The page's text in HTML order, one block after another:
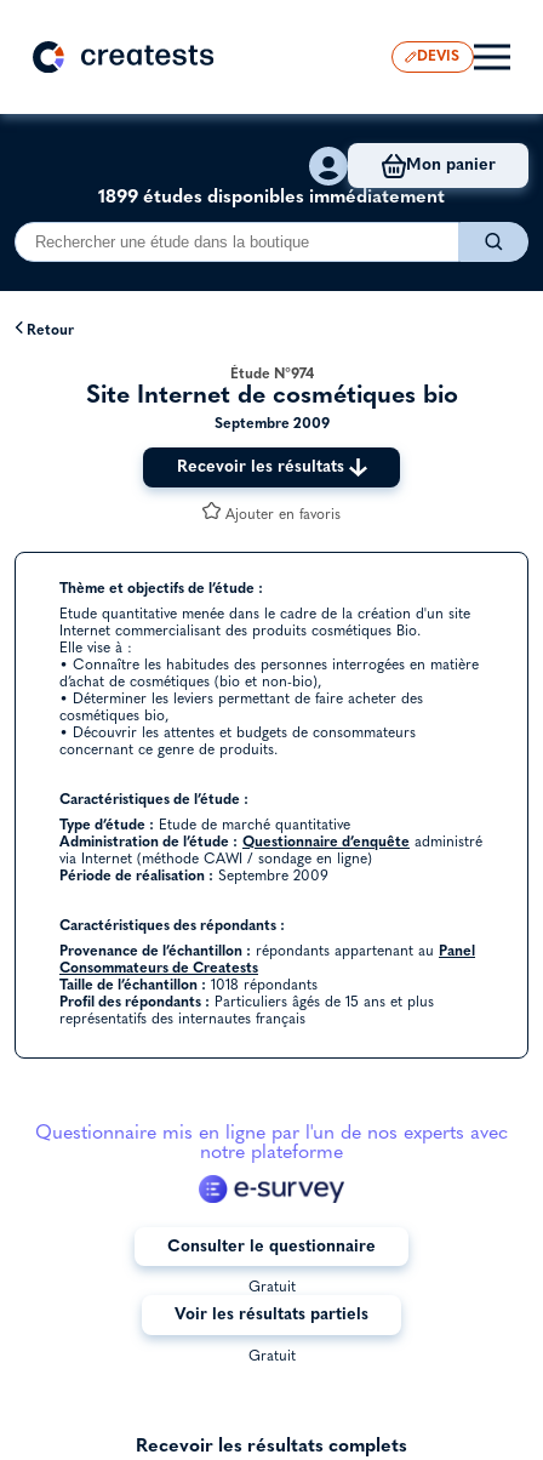
DEVIS
1899 études disponibles immédiatement
Mon panier
Retour
Étude N°974
Site Internet de cosmétiques bio
Septembre 2009
Recevoir les résultats
Ajouter en favoris
Thème et objectifs de l’étude :
Etude quantitative menée dans le cadre de la création d'un site
Internet commercialisant des produits cosmétiques Bio.
Elle vise à :
• Connaître les habitudes des personnes interrogées en matière
d’achat de cosmétiques (bio et non-bio),
• Déterminer les leviers permettant de faire acheter des
cosmétiques bio,
• Découvrir les attentes et budgets de consommateurs
concernant ce genre de produits.
Caractéristiques de l’étude :
Type d’étude : Etude de marché quantitative
Administration de l’étude : Questionnaire d’enquête administré
via Internet (méthode CAWI / sondage en ligne)
Période de réalisation : Septembre 2009
Caractéristiques des répondants :
Provenance de l’échantillon : répondants appartenant au Panel
Consommateurs de Creatests
Taille de l’échantillon : 1018 répondants
Profil des répondants : Particuliers âgés de 15 ans et plus
représentatifs des internautes français
Questionnaire mis en ligne par l'un de nos experts avec
notre plateforme
Consulter le questionnaire
Gratuit
Voir les résultats partiels
Gratuit
Recevoir les résultats complets